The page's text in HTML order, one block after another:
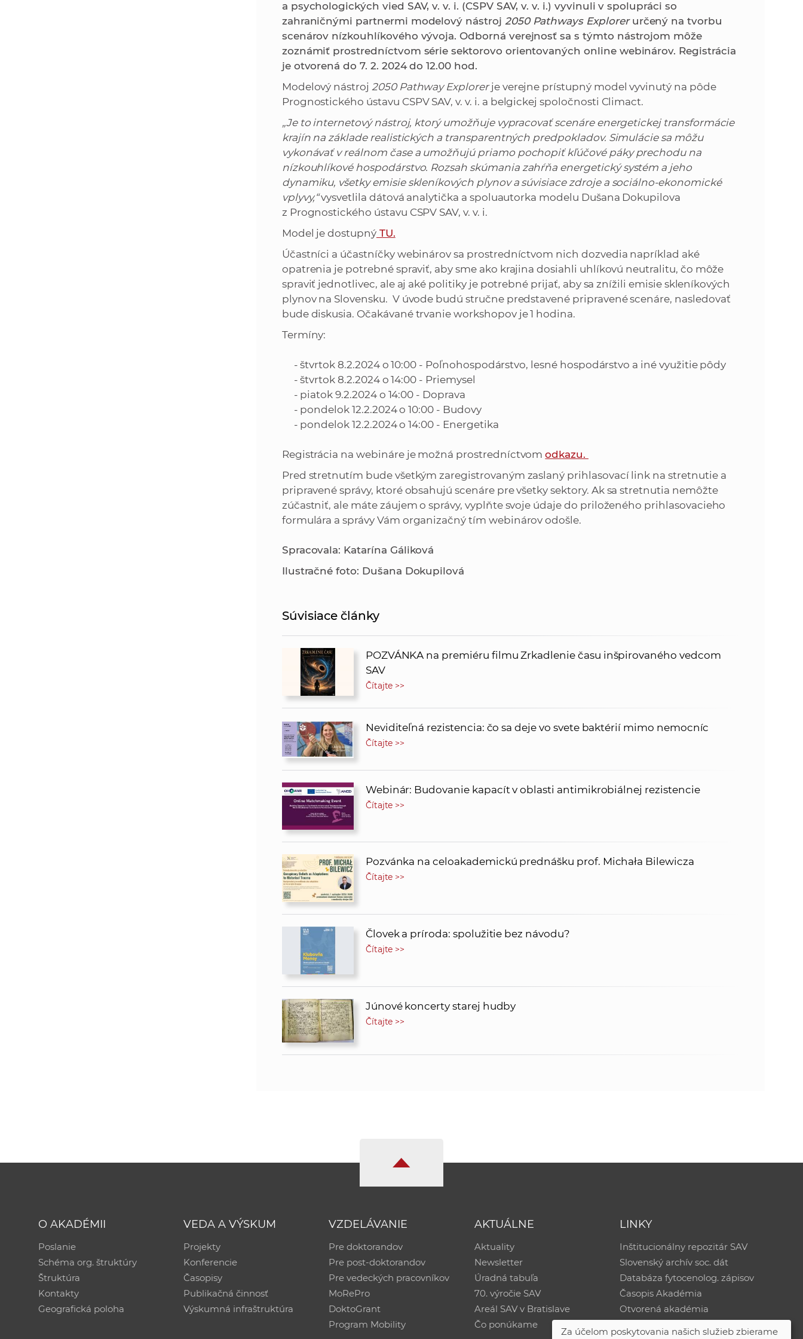
n
k
a
h
S
A
a psychologických vied SAV, v. v. i. (CSPV SAV, v. v. i.) vyvinuli v spolupráci so
zahraničnými partnermi modelový nástroj 2050 Pathways Explorerurčený na tvorbu
scenárov nízkouhlíkového vývoja. Odborná verejnosť sa s týmto nástrojom môže
zoznámiť prostredníctvom série sektorovo orientovaných online webinárov. Registrácia
je otvorená do 7. 2. 2024 do 12.00 hod.
Modelový nástroj 2050 Pathway Explorerje verejne prístupný model vyvinutý na pôde
Prognostického ústavu CSPV SAV, v. v. i. a belgickej spoločnosti Climact.
„Je to internetový nástroj, ktorý umožňuje vypracovať scenáre energetickej transformácie
krajín na základe realistických a transparentných predpokladov. Simulácie sa môžu
vykonávať v reálnom čase a umožňujú priamo pochopiť kľúčové páky prechodu na
nízkouhlíkové hospodárstvo. Rozsah skúmania zahŕňa energetický systém a jeho
dynamiku, všetky emisie skleníkových plynov a súvisiace zdroje a sociálno-ekonomické
vplyvy,“vysvetlila dátová analytička a spoluautorka modelu Dušana Dokupilova
z Prognostického ústavu CSPV SAV, v. v. i.
Model je dostupnýTU.
Účastníci a účastníčky webinárov sa prostredníctvom nich dozvedia napríklad aké
opatrenia je potrebné spraviť, aby sme ako krajina dosiahli uhlíkovú neutralitu, čo môže
spraviť jednotlivec, ale aj aké politiky je potrebné prijať, aby sa znížili emisie skleníkových
plynov na Slovensku. V úvode budú stručne predstavené pripravené scenáre, nasledovať
bude diskusia. Očakávané trvanie workshopov je 1 hodina.
Termíny:
- štvrtok 8.2.2024 o 10:00 - Poľnohospodárstvo, lesné hospodárstvo a iné využitie pôdy
- štvrtok 8.2.2024 o 14:00 - Priemysel
- piatok 9.2.2024 o 14:00 - Doprava
- pondelok 12.2.2024 o 10:00 - Budovy
- pondelok 12.2.2024 o 14:00 - Energetika
Registrácia na webináre je možná prostredníctvomodkazu.
Pred stretnutím bude všetkým zaregistrovaným zaslaný prihlasovací link na stretnutie a
pripravené správy, ktoré obsahujú scenáre pre všetky sektory. Ak sa stretnutia nemôžte
zúčastniť, ale máte záujem o správy, vyplňte svoje údaje do priloženého prihlasovacieho
formulára a správy Vám organizačný tím webinárov odošle.
Spracovala: Katarína Gáliková
Ilustračné foto: Dušana Dokupilová
Súvisiace články
POZVÁNKA na premiéru filmu Zrkadlenie času inšpirovaného vedcom
SAV
Čítajte >>
Neviditeľná rezistencia: čo sa deje vo svete baktérií mimo nemocníc
Čítajte >>
Webinár: Budovanie kapacít v oblasti antimikrobiálnej rezistencie
Čítajte >>
Pozvánka na celoakademickú prednášku prof. Michała Bilewicza
Čítajte >>
Človek a príroda: spolužitie bez návodu?
Čítajte >>
Júnové koncerty starej hudby
Čítajte >>
O AKADÉMII
Poslanie
Schéma org. štruktúry
Štruktúra
Kontakty
Geografická poloha
VEDA A VÝSKUM
Projekty
Konferencie
Časopisy
Publikačná činnosť
Výskumná infraštruktúra
VZDELÁVANIE
Pre doktorandov
Pre post-doktorandov
Pre vedeckých pracovníkov
MoRePro
DoktoGrant
Program Mobility
AKTUÁLNE
Aktuality
Newsletter
Úradná tabuľa
70. výročie SAV
Areál SAV v Bratislave
Čo ponúkame
LINKY
Inštitucionálny repozitár SAV
Slovenský archív soc. dát
Databáza fytocenolog. zápisov
Časopis Akadémia
Otvorená akadémia
Za účelom poskytovania našich služieb zbierame